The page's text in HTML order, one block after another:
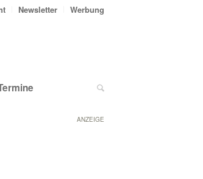
Newsletter Werbung
ANZEIGE